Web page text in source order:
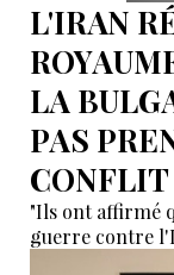
L'IRAN
LA
PAS
CONFLIT
"Ils ont affirmé
guerre contre